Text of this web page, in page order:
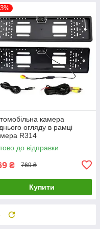
камера
огляду в рамці
R314
до відправки
₴ 769 ₴
Купити